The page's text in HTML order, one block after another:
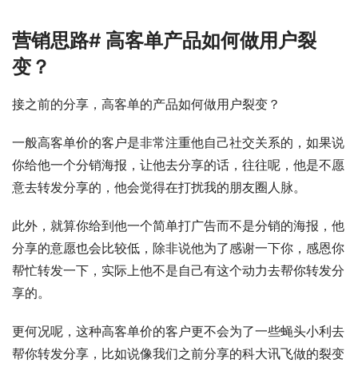
营销思路# 高客单产品如何做用户裂
变？
接之前的分享，高客单的产品如何做用户裂变？
一般高客单价的客户是非常注重他自己社交关系的，如果说
你给他一个分销海报，让他去分享的话，往往呢，他是不愿
意去转发分享的，他会觉得在打扰我的朋友圈人脉。
此外，就算你给到他一个简单打广告而不是分销的海报，他
分享的意愿也会比较低，除非说他为了感谢一下你，感恩你
帮忙转发一下，实际上他不是自己有这个动力去帮你转发分
享的。
更何况呢，这种高客单价的客户更不会为了一些蝇头小利去
帮你转发分享，比如说像我们之前分享的科大讯飞做的裂变